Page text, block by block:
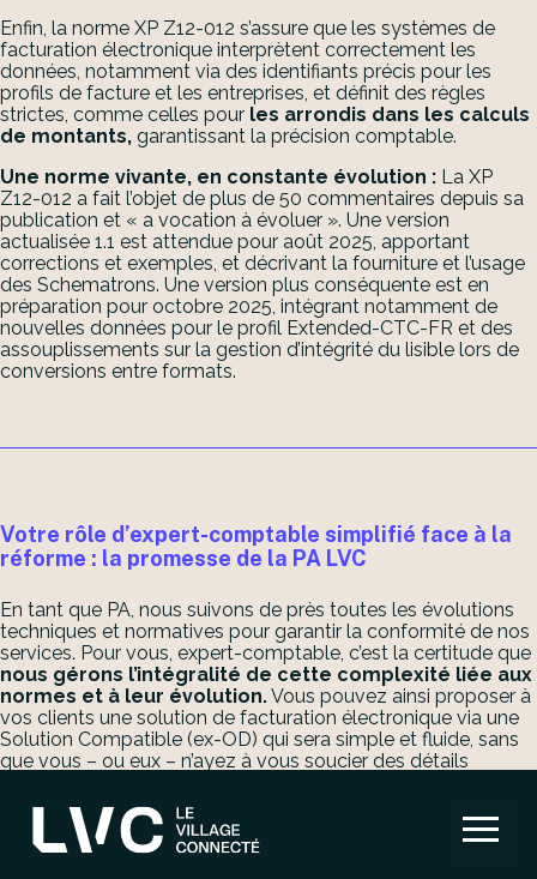
Aller
au
Enfin, la norme XP Z12-012 s’assure que les systèmes de
facturation électronique interprètent correctement les
données, notamment via des identifiants précis pour les
profils de facture et les entreprises, et définit des règles
strictes, comme celles pour les arrondis dans les calculs
de montants, garantissant la précision comptable.
Une norme vivante, en constante évolution : La XP
Z12-012 a fait l’objet de plus de 50 commentaires depuis sa
publication et « a vocation à évoluer ». Une version
actualisée 1.1 est attendue pour août 2025, apportant
corrections et exemples, et décrivant la fourniture et l’usage
des Schematrons. Une version plus conséquente est en
préparation pour octobre 2025, intégrant notamment de
nouvelles données pour le profil Extended-CTC-FR et des
assouplissements sur la gestion d’intégrité du lisible lors de
conversions entre formats.
Votre rôle d’expert-comptable simplifié face à la
réforme : la promesse de la PA LVC
En tant que PA, nous suivons de près toutes les évolutions
techniques et normatives pour garantir la conformité de nos
services. Pour vous, expert-comptable, c’est la certitude que
nous gérons l’intégralité de cette complexité liée aux
normes et à leur évolution.Vous pouvez ainsi proposer à
vos clients une solution de facturation électronique via une
Solution Compatible (ex-OD) qui sera simple et fluide, sans
que vous – ou eux – n’ayez à vous soucier des détails